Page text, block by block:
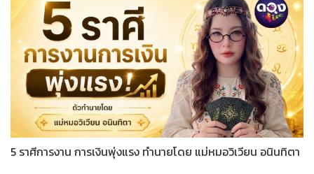
5 ราศีการงาน การเงินพุ่งแรง ทำนายโดย แม่หมอวิเวียน อนินทิตา